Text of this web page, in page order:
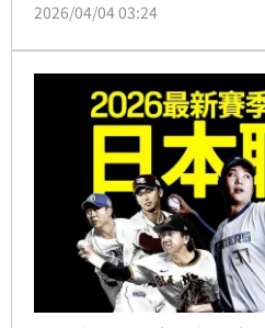
圓夢踏入職場，學習Excel並
飽受情緒低潮困擾，暫無限
畫。未來她將以休養生息為
移至個人頻道經營，期盼以
2026/04/04 03:24